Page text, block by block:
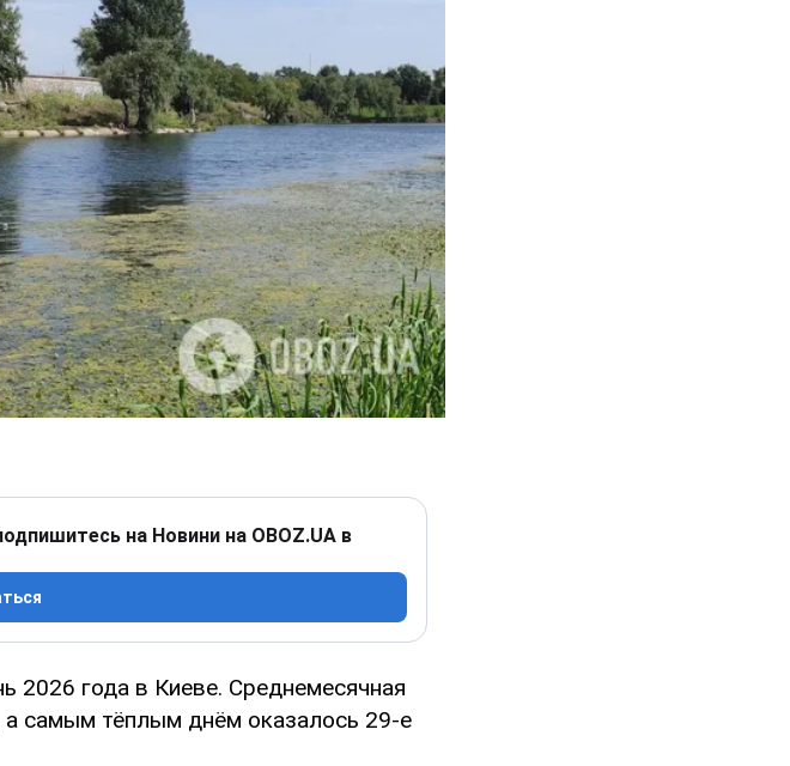
на Новини на OBOZ.UA в
2026 года в Киеве. Среднемесячная
а самым тёплым днём оказалось 29-е